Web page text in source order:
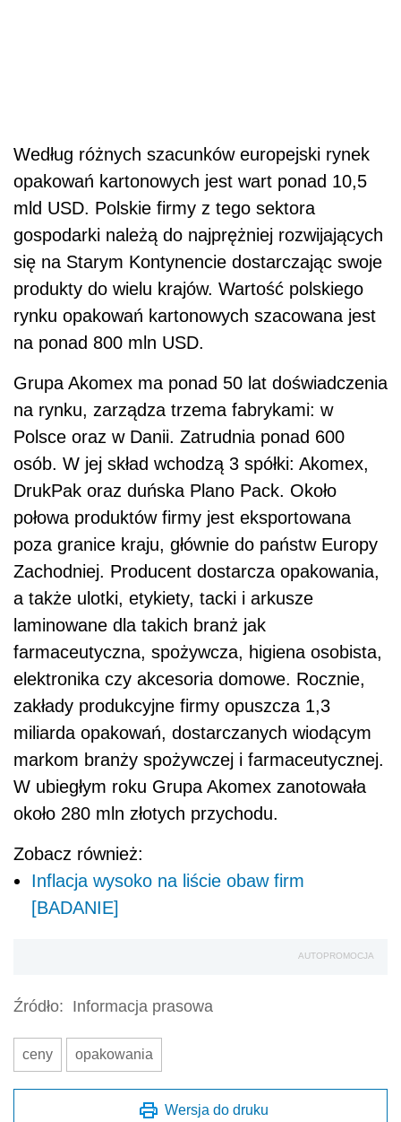
Według różnych szacunków europejski rynek
opakowań kartonowych jest wart ponad 10,5
mld USD. Polskie firmy z tego sektora
gospodarki należą do najprężniej rozwijających
się na Starym Kontynencie dostarczając swoje
produkty do wielu krajów. Wartość polskiego
rynku opakowań kartonowych szacowana jest
na ponad 800 mln USD.
Grupa Akomex ma ponad 50 lat doświadczenia
na rynku, zarządza trzema fabrykami: w
Polsce oraz w Danii. Zatrudnia ponad 600
osób. W jej skład wchodzą 3 spółki: Akomex,
DrukPak oraz duńska Plano Pack. Około
połowa produktów firmy jest eksportowana
poza granice kraju, głównie do państw Europy
Zachodniej. Producent dostarcza opakowania,
a także ulotki, etykiety, tacki i arkusze
laminowane dla takich branż jak
farmaceutyczna, spożywcza, higiena osobista,
elektronika czy akcesoria domowe. Rocznie,
zakłady produkcyjne firmy opuszcza 1,3
miliarda opakowań, dostarczanych wiodącym
markom branży spożywczej i farmaceutycznej.
W ubiegłym roku Grupa Akomex zanotowała
około 280 mln złotych przychodu.
Zobacz również:
Inflacja wysoko na liście obaw firm
[BADANIE]
AUTOPROMOCJA
Źródło: Informacja prasowa
ceny opakowania
Wersja do druku